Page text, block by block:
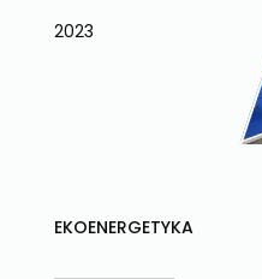
2023
EKOENERGETYKA